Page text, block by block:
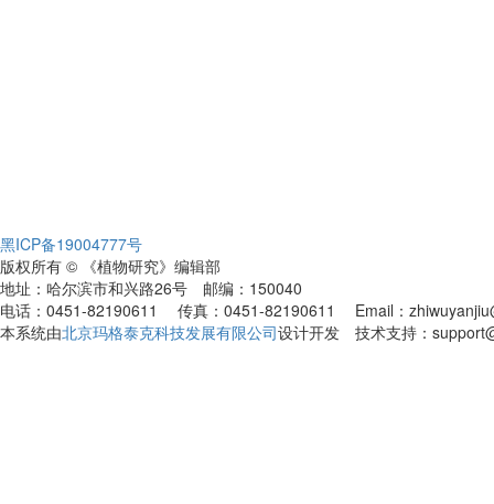
黑ICP备19004777号
版权所有 © 《植物研究》编辑部
地址：哈尔滨市和兴路26号 邮编：150040
电话：0451-82190611 传真：0451-82190611 Email：
本系统由北京玛格泰克科技发展有限公司设计开发 技术支持：